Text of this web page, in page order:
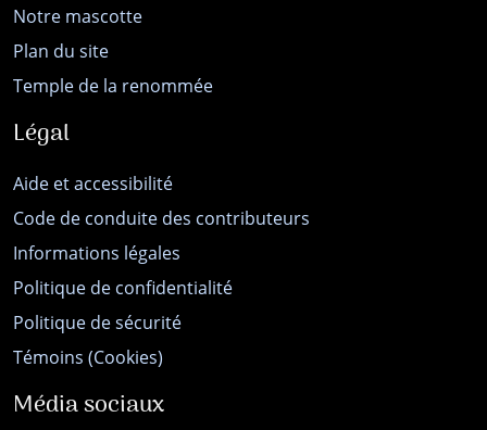
Notre mascotte
Plan du site
Temple de la renommée
Légal
Aide et accessibilité
Code de conduite des contributeurs
Informations légales
Politique de confidentialité
Politique de sécurité
Témoins (Cookies)
Média sociaux